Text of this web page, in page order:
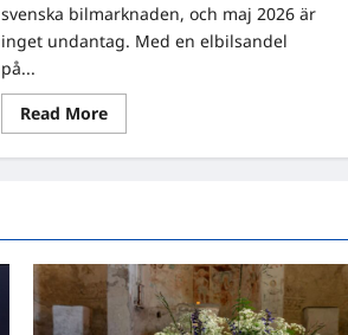
svenska bilmarknaden, och maj 2026 är
inget undantag. Med en elbilsandel
på...
Read MoreRead
more
Månadens
Sverige
–
topp
3
jämförda